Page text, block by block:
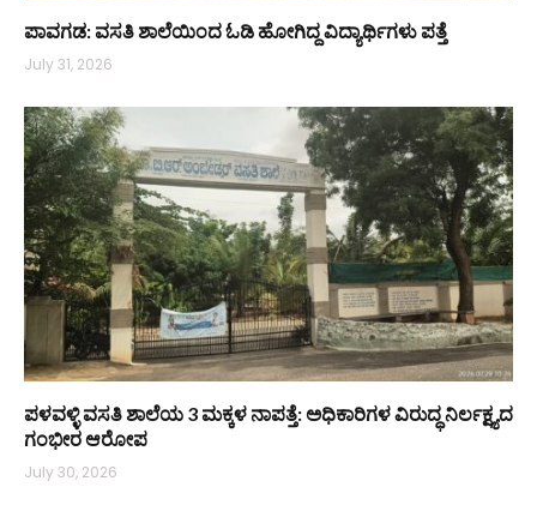
ಪಾವಗಡ: ವಸತಿ ಶಾಲೆಯಿಂದ ಓಡಿ ಹೋಗಿದ್ದ ವಿದ್ಯಾರ್ಥಿಗಳು ಪತ್ತೆ
July 31, 2026
ಪಳವಳ್ಳಿ ವಸತಿ ಶಾಲೆಯ 3 ಮಕ್ಕಳ ನಾಪತ್ತೆ: ಅಧಿಕಾರಿಗಳ ವಿರುದ್ಧ ನಿರ್ಲಕ್ಷ್ಯದ
ಗಂಭೀರ ಆರೋಪ
July 30, 2026